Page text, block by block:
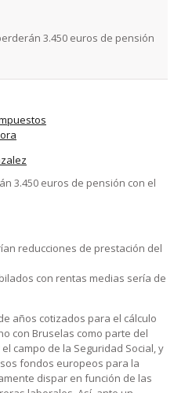
3.450 euros de pensión
3.450 euros de pensión con el
reducciones de prestación del
con rentas medias sería de
años cotizados para el cálculo
con Bruselas como parte del
campo de la Seguridad Social, y
fondos europeos para la
dispar en función de las